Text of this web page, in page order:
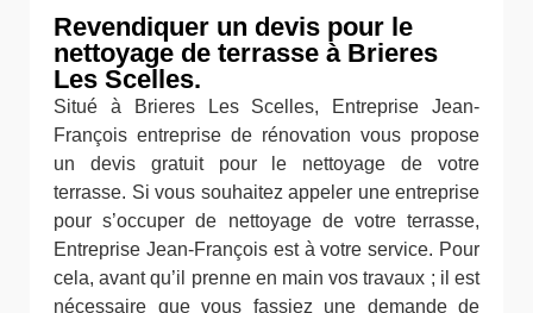
Revendiquer un devis pour le
nettoyage de terrasse à Brieres
Les Scelles.
Situé à Brieres Les Scelles, Entreprise Jean-
François entreprise de rénovation vous propose
un devis gratuit pour le nettoyage de votre
terrasse. Si vous souhaitez appeler une entreprise
pour s’occuper de nettoyage de votre terrasse,
Entreprise Jean-François est à votre service. Pour
cela, avant qu’il prenne en main vos travaux ; il est
nécessaire que vous fassiez une demande de